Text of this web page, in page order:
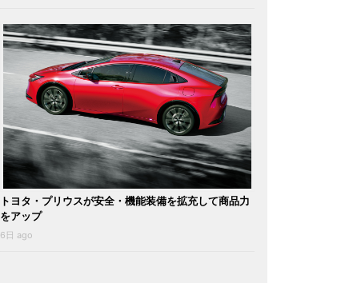
トヨタ・プリウスが安全・機能装備を拡充して商品力
をアップ
6日 ago